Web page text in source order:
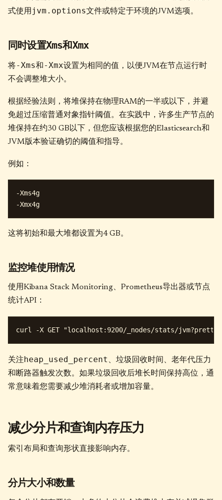
式使用 jvm.options文件或特定于环境的JVM选项。
同时设置Xms和Xmx
将-Xms和-Xmx设置为相同的值，以便JVM在节点运行时
不会调整堆大小。
根据经验法则，将堆保持在物理RAM的一半或以下，并避
免超过压缩普通对象指针阈值。在实践中，许多生产节点的
堆保持在约30 GB以下，但您应该根据您的Elasticsearch和
JVM版本验证确切的阈值和指导。
例如：
-Xms4g
这将初始和最大堆都设置为4 GB。
监控堆使用情况
使用Kibana Stack Monitoring、Prometheus导出器或节点
统计API：
关注heap_used_percent 、垃圾回收时间、老年代压力
和断路器触发次数。如果垃圾回收后堆长时间保持高位，通
常意味着您需要减少堆消耗者或增加容量。
减少分片和查询内存压力
索引布局和查询形状直接影响内存。
分片大小和数量